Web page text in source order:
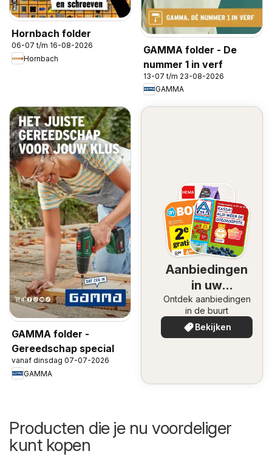
Hornbach folder
06-07 t/m 16-08-2026
Hornbach
GAMMA folder - De
nummer 1 in verf
13-07 t/m 23-08-2026
GAMMA
GAMMA folder -
Gereedschap special
vanaf dinsdag 07-07-2026
GAMMA
Aanbiedingen
in uw
omgeving
Ontdek aanbiedingen
in de buurt
Bekijken
Producten die je nu voordeliger
kunt kopen